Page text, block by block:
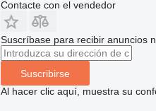
Contacte con el vendedor
Suscríbase para recibir anuncios
Suscribirse
Al hacer clic aquí, muestra su